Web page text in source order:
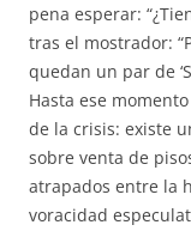
pena esperar:
tras el mostrador:
quedan un par de
Hasta ese
de la crisis: existe
sobre venta de
atrapados entre la
voracidad